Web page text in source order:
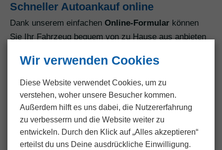
Schneller Autoankauf online
Dank unserem einfachen Online-Formular können
Sie Ihr Fahrzeug bequem von zu Hause aus anbieten
Aufwand, den Sie sonst bei anderen
Verkaufsmethoden investieren müssten.
Kostenlose Fahrzeugabholung
deutschlandweit
Ein besonderes Highlight unseres Services ist die
kostenlose Abholung Ihres Fahrzeugs, egal wo Sie
Wir verwenden Cookies
Diese Website verwendet Cookies, um zu
verstehen, woher unsere Besucher kommen.
Außerdem hilft es uns dabei, die Nutzer­erfahrung
zu verbesserrn und die Website weiter zu
entwickeln. Durch den Klick auf „Alles akzeptieren“
erteilst du uns Deine ausdrückliche Einwilligung.